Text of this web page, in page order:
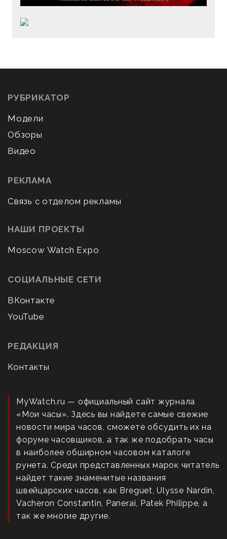
РУБРИКАТОР
Модели
Обзоры
Видео
РЕКЛАМА
Связь с отделом рекламы
НАШИ ПРОЕКТЫ
Moscow Watch Expo
СОЦИАЛЬНЫЕ СЕТИ
ВКонтакте
YouTube
РЕДАКЦИЯ
Контакты
MyWatch.ru — официальный сайт журнала
«Мои часы». Здесь вы найдете самые свежие
новости мира часов, сможете обсудить их на
форуме часовщиков, а так же подобрать часы
в наиболее обширном часовом каталоге
рунета. Среди представленных марок читатель
найдет такие знаменитые названия
швейцарских часов, как Breguet, Ulysse Nardin,
Vacheron Constantin, Panerai, Patek Philippe, а
так же многие другие.